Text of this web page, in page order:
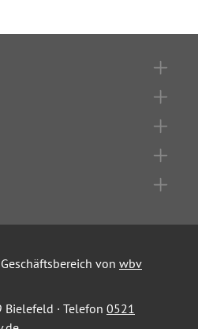
von wbv
Bielefeld · Telefon 0521